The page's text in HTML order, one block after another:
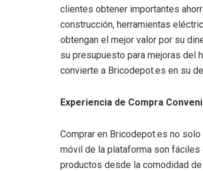
clientes obtener importantes
construcción, herramientas
obtengan el mejor valor por su
su presupuesto para mejoras del
convierte a Bricodepot.es en su
Experiencia de Compra
Comprar en Bricodepot.es no
móvil de la plataforma son fáciles
productos desde la comodidad